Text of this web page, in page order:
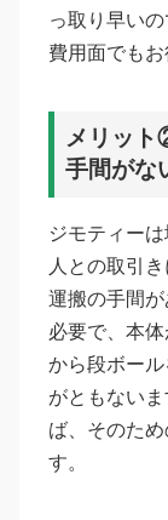
っ取り早い
費用面でもお
メリット
手間がな
ジモティー
人との取引
運搬の手間
必要で、本
から段ボー
がともない
ば、そのた
す。